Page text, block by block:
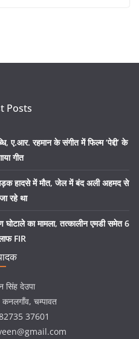
Posts
ए.आर. रहमान के संगीत में फिल्म ‘पेद्दी’ के
गीत
हादसे में मौत, जेल में बंद अली अहमद से
रहे था
का मामला, तत्कालीन एमडी समेत 6
FIR
सिंह देउपा
चम्पावत
37601